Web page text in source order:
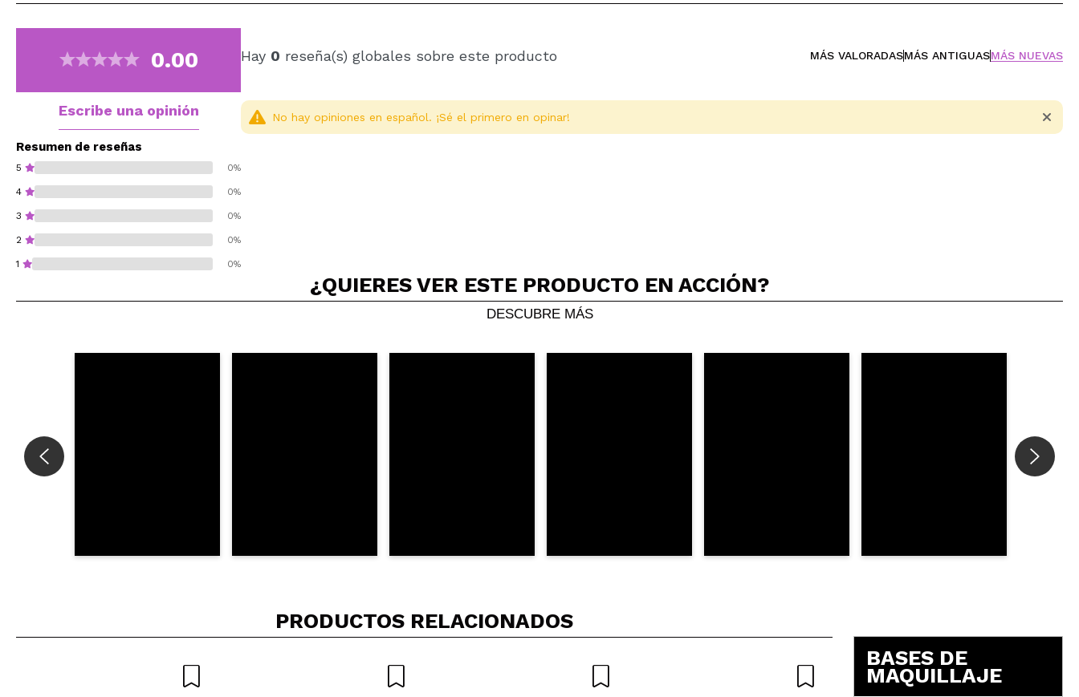
0.00
Escribe una opinión
Resumen de reseñas
5 0%
4 0%
3 0%
2 0%
1 0%
Hay 0 reseña(s) globales sobre este producto MÁS VALORADASMÁS ANTIGUASMÁS NUEVAS
Compartir un vídeo o una foto
Tu vídeo podría ser el primero. Imagínatelo...
¿Recomendarías su compra? Si No 5/5
No hay opiniones en español. ¡Sé el primero en opinar!
¿QUIERES VER ESTE PRODUCTO EN ACCIÓN?
DESCUBRE MÁS
PRODUCTOS RELACIONADOS
-23%
BASES DE
MAQUILLAJE